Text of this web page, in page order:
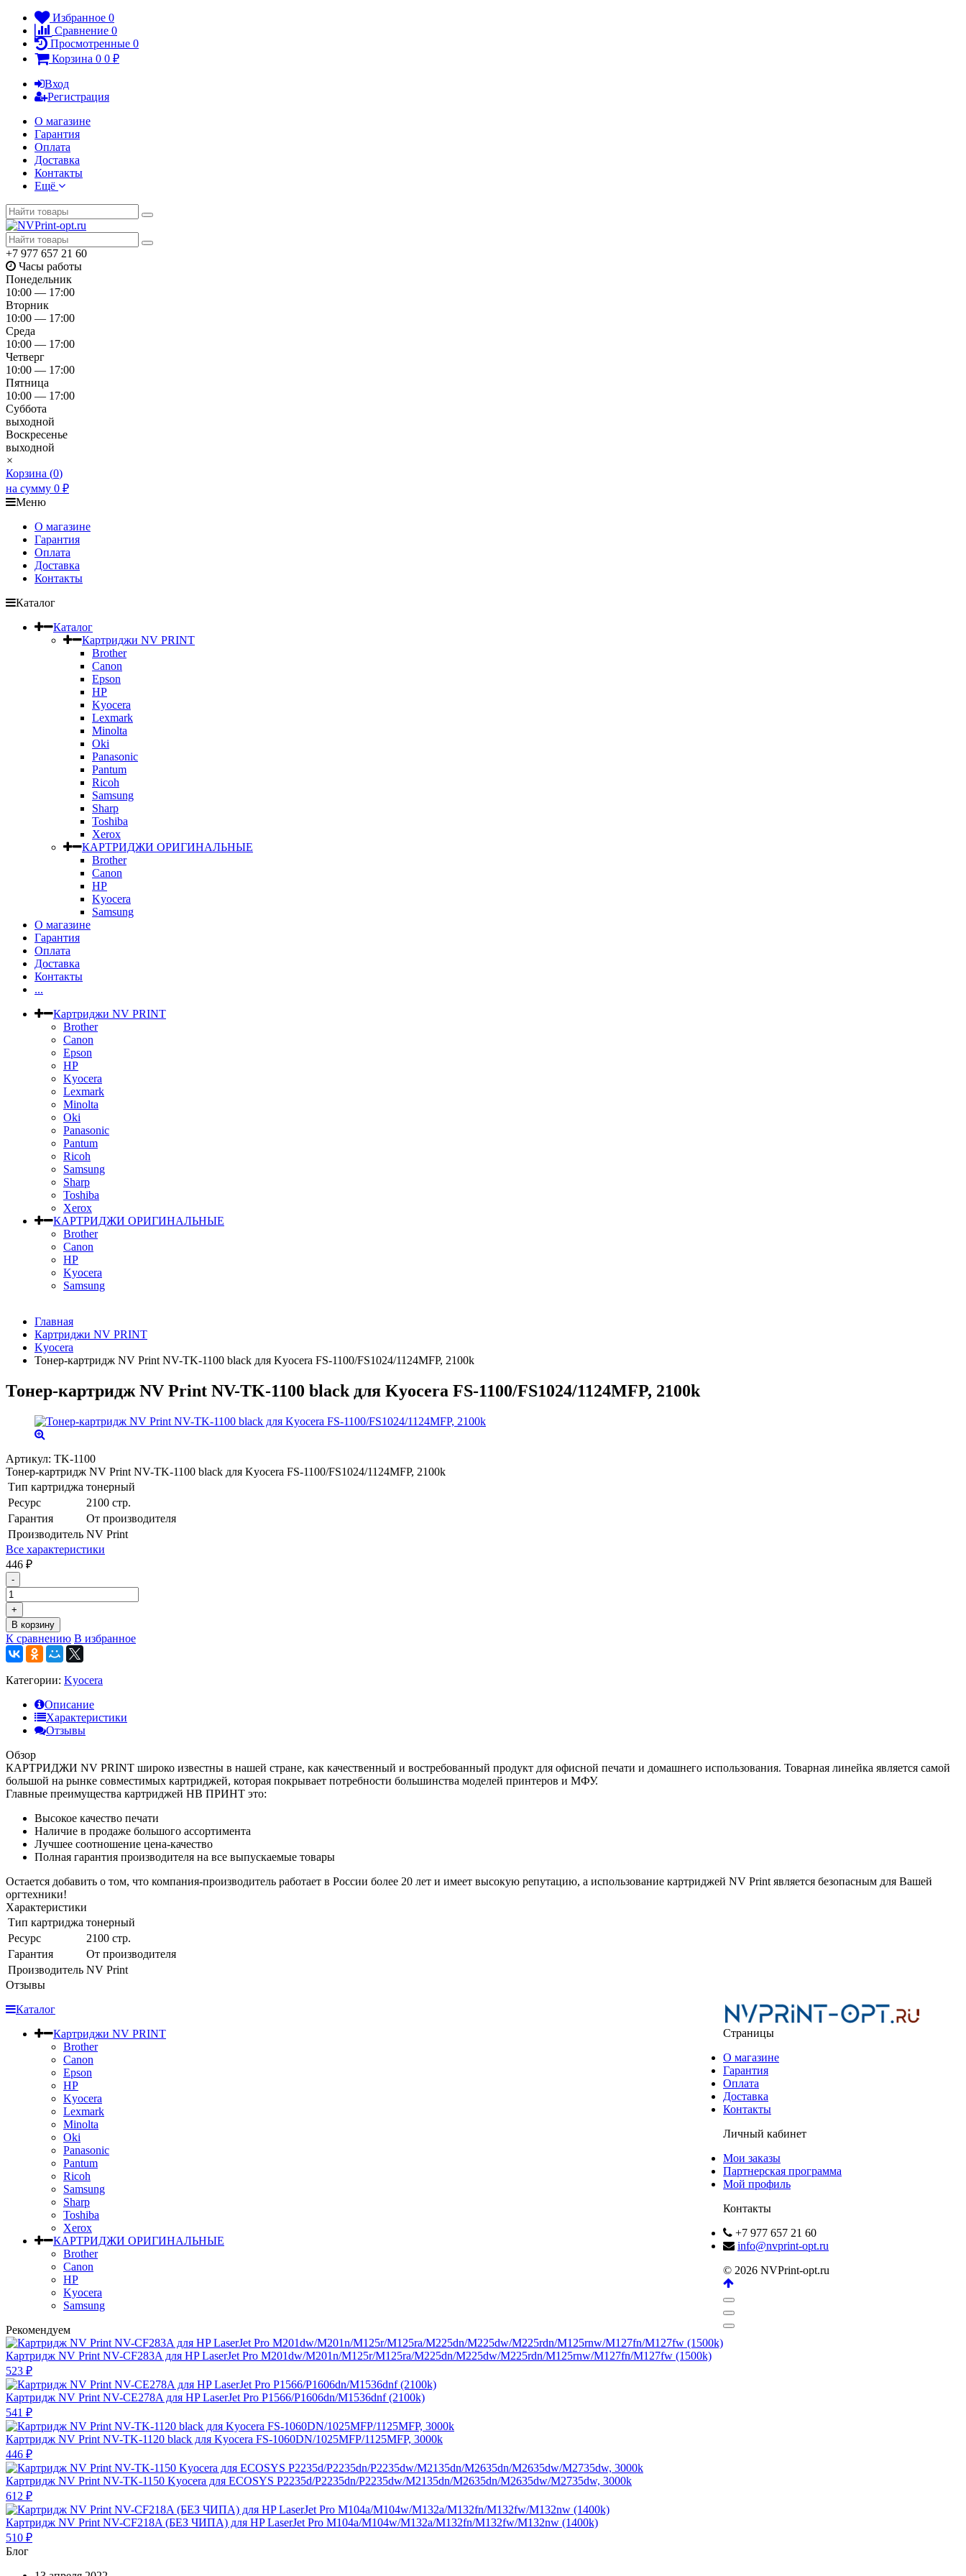
Избранное 0
Сравнение 0
Просмотренные 0
Корзина 0 0 ₽
Вход
Регистрация
О магазине
Гарантия
Оплата
Доставка
Контакты
Ещё
+7 977 657 21 60
Часы работы
Понедельник
10:00 — 17:00
Вторник
10:00 — 17:00
Среда
10:00 — 17:00
Четверг
10:00 — 17:00
Пятница
10:00 — 17:00
Суббота
выходной
Воскресенье
выходной
×
Корзина (0)
на сумму 0 ₽
Меню
О магазине
Гарантия
Оплата
Доставка
Контакты
Каталог
Каталог
Картриджи NV PRINT
Brother
Canon
Epson
HP
Kyocera
Lexmark
Minolta
Oki
Panasonic
Pantum
Ricoh
Samsung
Sharp
Toshiba
Xerox
КАРТРИДЖИ ОРИГИНАЛЬНЫЕ
Brother
Canon
HP
Kyocera
Samsung
О магазине
Гарантия
Оплата
Доставка
Контакты
...
Картриджи NV PRINT
Brother
Canon
Epson
HP
Kyocera
Lexmark
Minolta
Oki
Panasonic
Pantum
Ricoh
Samsung
Sharp
Toshiba
Xerox
КАРТРИДЖИ ОРИГИНАЛЬНЫЕ
Brother
Canon
HP
Kyocera
Samsung
Главная
Картриджи NV PRINT
Kyocera
Тонер-картридж NV Print NV-TK-1100 black для Kyocera FS-1100/FS1024/1124MFP, 2100k
Тонер-картридж NV Print NV-TK-1100 black для Kyocera FS-1100/FS1024/1124MFP, 2100k
Артикул: TK-1100
Тонер-картридж NV Print NV-TK-1100 black для Kyocera FS-1100/FS1024/1124MFP, 2100k
Тип картриджа тонерный
Ресурс
2100 стр.
Гарантия
От производителя
Производитель NV Print
Все характеристики
446 ₽
-
+
В корзину
К сравнению В избранное
Категории: Kyocera
Описание
Характеристики
Отзывы
Обзор
КАРТРИДЖИ NV PRINT широко известны в нашей стране, как качественный и востребованный продукт для офисной печати и домашнего использования. Товарная линейка является самой
большой на рынке совместимых картриджей, которая покрывает потребности большинства моделей принтеров и МФУ.
Главные преимущества картриджей НВ ПРИНТ это:
Высокое качество печати
Наличие в продаже большого ассортимента
Лучшее соотношение цена-качество
Полная гарантия производителя на все выпускаемые товары
Остается добавить о том, что компания-производитель работает в России более 20 лет и имеет высокую репутацию, а использование картриджей NV Print является безопасным для Вашей
оргтехники!
Характеристики
Тип картриджа тонерный
Ресурс
2100 стр.
Гарантия
От производителя
Производитель NV Print
Отзывы
Каталог
Картриджи NV PRINT
Brother
Canon
Epson
HP
Kyocera
Lexmark
Minolta
Oki
Panasonic
Pantum
Ricoh
Samsung
Sharp
Toshiba
Xerox
КАРТРИДЖИ ОРИГИНАЛЬНЫЕ
Brother
Canon
HP
Kyocera
Samsung
Рекомендуем
Картридж NV Print NV-CF283A для HP LaserJet Pro M201dw/M201n/M125r/M125ra/M225dn/M225dw/M225rdn/M125rnw/M127fn/M127fw (1500k)
523 ₽
Картридж NV Print NV-CE278A для HP LaserJet Pro P1566/P1606dn/M1536dnf (2100k)
541 ₽
Картридж NV Print NV-TK-1120 black для Kyocera FS-1060DN/1025MFP/1125MFP, 3000k
446 ₽
Картридж NV Print NV-TK-1150 Kyocera для ECOSYS P2235d/P2235dn/P2235dw/M2135dn/M2635dn/M2635dw/M2735dw, 3000k
612 ₽
Картридж NV Print NV-CF218A (БЕЗ ЧИПА) для HP LaserJet Pro M104a/M104w/M132a/M132fn/M132fw/M132nw (1400k)
510 ₽
Блог
Страницы
О магазине
Гарантия
Оплата
Доставка
Контакты
Личный кабинет
Мои заказы
Партнерская программа
Мой профиль
Контакты
+7 977 657 21 60
info@nvprint-opt.ru
© 2026 NVPrint-opt.ru